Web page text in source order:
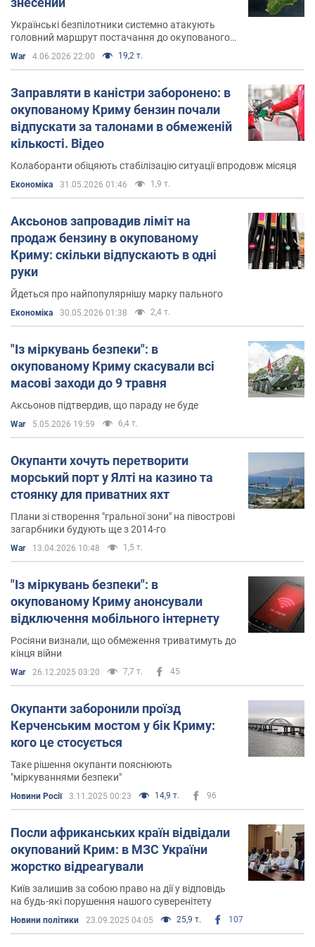
про що свідчить
інформація в міліцейських базах 1990-х років.
У 2009-му році заступник голови Верховної Ради
та його організацію"Русскоє єдінство"
у ряді
рейдерських захоплень: сімферопольського
автовокзалу, кількох житлових будинків,
євпаторійського дитячого санаторію "Іскра".
Прославився своїми гомофобними публічними
заявами і погрозами на адресу кримських
Сергій Аксьонов входить в список осіб, проти яких
Сполучені Штати Америки,Канада, а також ряд країн
Європейського Союзу
ввели адресні економічні і
дипломатичні санкції.
Сім'я Сергія Аксьонова
Сергій Аксьонов одружений, виховує сина і дочку.
Українські безпілотники системно атакують
головний маршрут постачання до окупованого
War 4.06.2026 22:00 19,2 т.
Заправляти в каністри заборонено: в
окупованому Криму бензин почали
відпускати за талонами в обмеженій
кількості. Відео
Колаборанти обіцяють стабілізацію ситуації впродовж місяця
Економіка 31.05.2026 01:46 1,9 т.
Аксьонов запровадив ліміт на
продаж бензину в окупованому
Криму: скільки відпускають в одні
руки
Йдеться про найпопулярнішу марку пального
Економіка 30.05.2026 01:38 2,4 т.
"Із міркувань безпеки": в
окупованому Криму скасували всі
масові заходи до 9 травня
Аксьонов підтвердив, що параду не буде
War 5.05.2026 19:59 6,4 т.
Окупанти хочуть перетворити
морський порт у Ялті на казино та
стоянку для приватних яхт
Плани зі створення "гральної зони" на півострові
загарбники будують ще з 2014-го
War 13.04.2026 10:48 1,5 т.
"Із міркувань безпеки": в
окупованому Криму анонсували
відключення мобільного інтернету
Росіяни визнали, що обмеження триватимуть до
кінця війни
War 26.12.2025 03:20 7,7 т. 45
Окупанти заборонили проїзд
Керченським мостом у бік Криму:
кого це стосується
Таке рішення окупанти пояснюють
"міркуваннями безпеки"
Новини Росії 3.11.2025 00:23 14,9 т. 96
Посли африканських країн відвідали
окупований Крим: в МЗС України
жорстко відреагували
Київ залишив за собою право на дії у відповідь
на будь-які порушення нашого суверенітету
Новини політики 23.09.2025 04:05 25,9 т. 107